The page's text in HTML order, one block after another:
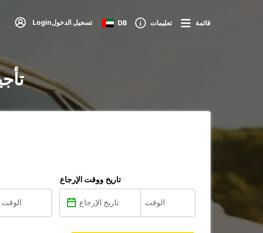
Loginتسجيل الدخول DB تعليمات قائمة
تاريخ ووقت الإرجاع